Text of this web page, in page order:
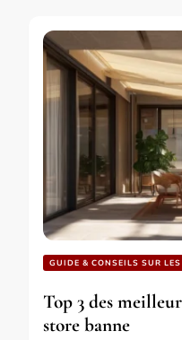
GUIDE & CONSEILS SUR
Top 3 des
store banne